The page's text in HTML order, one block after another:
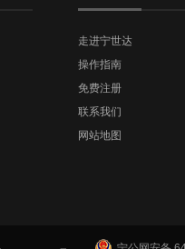
走进宁世达
操作指南
免费注册
联系我们
网站地图